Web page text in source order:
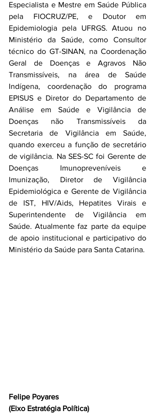
Especialista e Mestre em Saúde Pública
pela FIOCRUZ/PE, e Doutor em
Epidemiologia pela UFRGS. Atuou no
Ministério da Saúde, como Consultor
técnico do GT-SINAN, na Coordenação
Geral de Doenças e Agravos Não
Transmissíveis, na área de Saúde
Indígena, coordenação do programa
EPISUS e Diretor do Departamento de
Análise em Saúde e Vigilância de
Doenças não Transmissíveis da
Secretaria de Vigilância em Saúde,
quando exerceu a função de secretário
de vigilância. Na SES-SC foi Gerente de
Doenças Imunopreveníveis e
Imunização, Diretor de Vigilância
Epidemiológica e Gerente de Vigilância
de IST, HIV/Aids, Hepatites Virais e
Superintendente de Vigilância em
Saúde. Atualmente faz parte da equipe
de apoio institucional e participativo do
Ministério da Saúde para Santa Catarina.
Felipe Poyares
(Eixo Estratégia Política)